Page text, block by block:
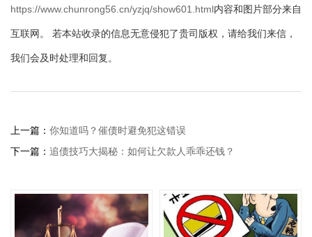
https://www.chunrong56.cn/yzjq/show601.html内容和图片部分来自
互联网。 若本站收录的信息无意侵犯了贵司版权，请给我们来信，
我们会及时处理和回复。
上一篇： 你知道吗？催债时避免犯这错误
下一篇： 追债技巧大揭秘：如何让欠款人乖乖还钱？